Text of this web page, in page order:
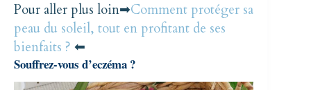
Pour aller plus loin➡Comment protéger sa
peau du soleil, tout en profitant de ses
bienfaits ? ⬅
Souffrez-vous d’eczéma ?